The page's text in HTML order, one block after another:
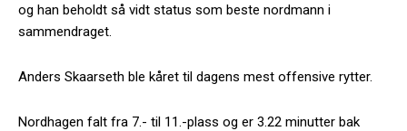
og han beholdt så vidt status som beste nordmann i
sammendraget.
Anders Skaarseth ble kåret til dagens mest offensive rytter.
Nordhagen falt fra 7.- til 11.-plass og er 3.22 minutter bak